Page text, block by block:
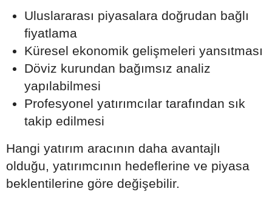
Uluslararası piyasalara doğrudan bağlı
fiyatlama
Küresel ekonomik gelişmeleri yansıtması
Döviz kurundan bağımsız analiz
yapılabilmesi
Profesyonel yatırımcılar tarafından sık
takip edilmesi
Hangi yatırım aracının daha avantajlı
olduğu, yatırımcının hedeflerine ve piyasa
beklentilerine göre değişebilir.